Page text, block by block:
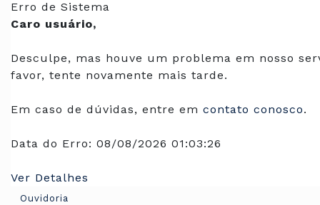
Erro de Sistema
Caro usuário,
Desculpe, mas houve um problema em nosso
favor, tente novamente mais tarde.
Em caso de dúvidas, entre em contato conosco.
Data do Erro: 08/08/2026 01:03:26
Ver Detalhes
Ouvidoria